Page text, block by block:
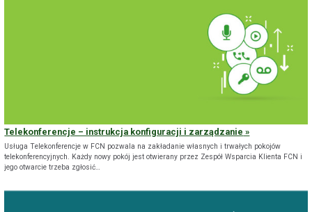
Telekonferencje – instrukcja konfiguracji i zarządzanie
Usługa Telekonferencje w FCN pozwala na zakładanie własnych i trwałych pokojów
telekonferencyjnych. Każdy nowy pokój jest otwierany przez Zespół Wsparcia Klienta FCN i
jego otwarcie trzeba zgłosić…